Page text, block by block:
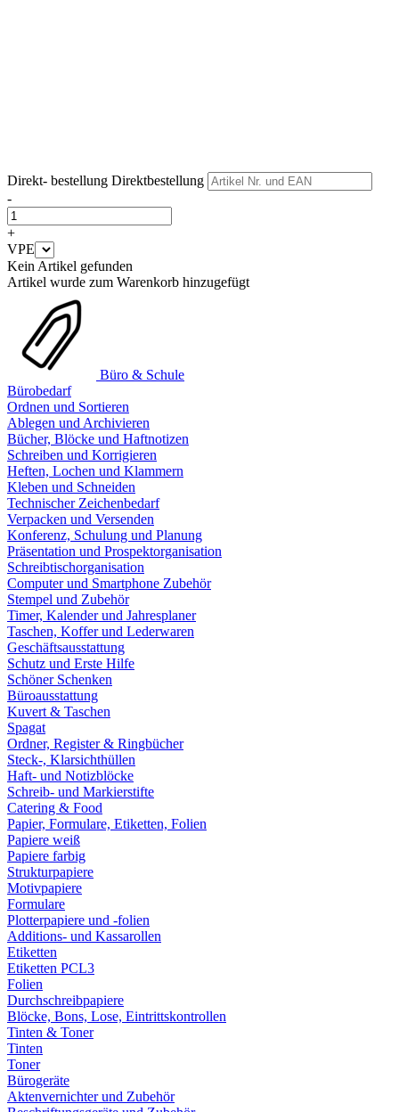
Direkt- bestellung Direktbestellung
-
+
VPE
Kein Artikel gefunden
Artikel wurde zum Warenkorb hinzugefügt
Büro & Schule
Bürobedarf
Ordnen und Sortieren
Ablegen und Archivieren
Bücher, Blöcke und Haftnotizen
Schreiben und Korrigieren
Heften, Lochen und Klammern
Kleben und Schneiden
Technischer Zeichenbedarf
Verpacken und Versenden
Konferenz, Schulung und Planung
Präsentation und Prospektorganisation
Schreibtischorganisation
Computer und Smartphone Zubehör
Stempel und Zubehör
Timer, Kalender und Jahresplaner
Taschen, Koffer und Lederwaren
Geschäftsausstattung
Schutz und Erste Hilfe
Schöner Schenken
Büroausstattung
Kuvert & Taschen
Spagat
Ordner, Register & Ringbücher
Steck-, Klarsichthüllen
Haft- und Notizblöcke
Schreib- und Markierstifte
Catering & Food
Papier, Formulare, Etiketten, Folien
Papiere weiß
Papiere farbig
Strukturpapiere
Motivpapiere
Formulare
Plotterpapiere und -folien
Additions- und Kassarollen
Etiketten
Etiketten PCL3
Folien
Durchschreibpapiere
Blöcke, Bons, Lose, Eintrittskontrollen
Tinten & Toner
Tinten
Toner
Bürogeräte
Aktenvernichter und Zubehör